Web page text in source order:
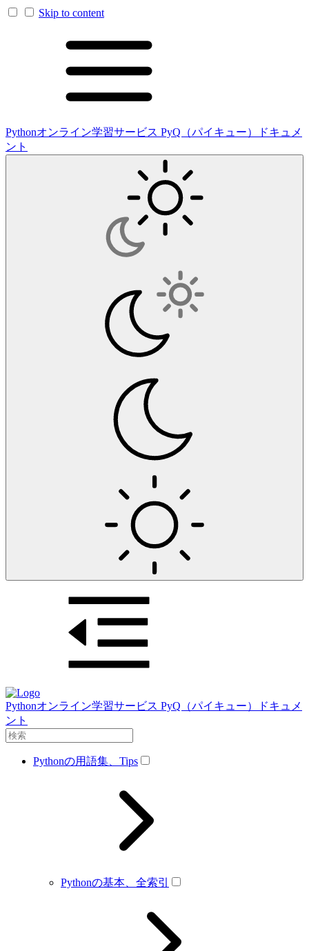
Skip to content
Pythonオンライン学習サービス PyQ（パイキュー）ドキュメ
ント
Pythonオンライン学習サービス PyQ（パイキュー）ドキュメ
ント
Pythonの用語集、Tips
Pythonの基本、全索引